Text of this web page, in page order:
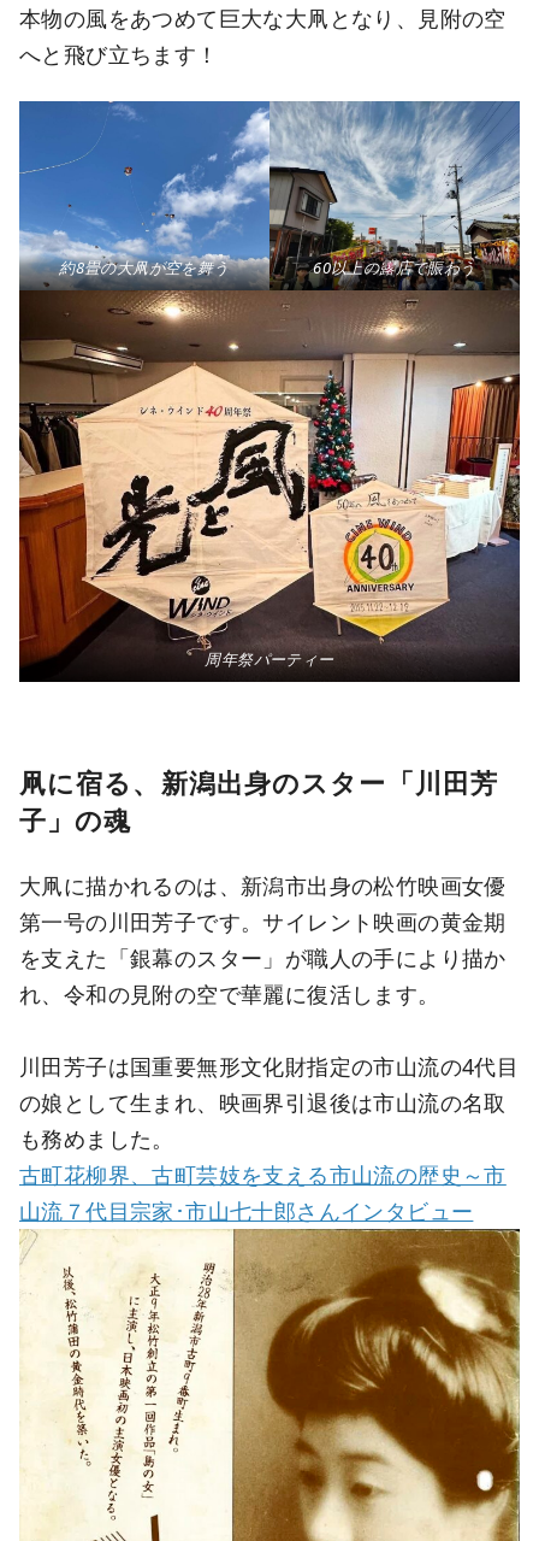
本物の風をあつめて巨大な大凧となり、見附の空
へと飛び立ちます！
約8畳の大凧が空を舞う 60以上の露店で賑わう
周年祭パーティー
凧に宿る、新潟出身のスター「川田芳
子」の魂
大凧に描かれるのは、新潟市出身の松竹映画女優
第一号の川田芳子です。サイレント映画の黄金期
を支えた「銀幕のスター」が職人の手により描か
れ、令和の見附の空で華麗に復活します。
川田芳子は国重要無形文化財指定の市山流の4代目
の娘として生まれ、映画界引退後は市山流の名取
も務めました。
古町花柳界、古町芸妓を支える市山流の歴史～市
山流７代目宗家･市山七十郎さんインタビュー